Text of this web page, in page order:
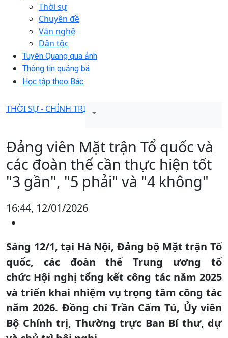
Thời sự
Chuyên đề
Văn nghệ
Dân tộc
Tuyên Quang qua ảnh
Thông tin quảng bá
Học tập theo Bác
THỜI SỰ - CHÍNH TRỊ
Đảng viên Mặt trận Tổ quốc và
các đoàn thể cần thực hiện tốt
"3 gần", "5 phải" và "4 không"
16:44, 12/01/2026
Sáng 12/1, tại Hà Nội, Đảng bộ Mặt trận Tổ
quốc, các đoàn thể Trung ương tổ
chức Hội nghị tổng kết công tác năm 2025
và triển khai nhiệm vụ trọng tâm công tác
năm 2026. Đồng chí Trần Cẩm Tú, Ủy viên
Bộ Chính trị, Thường trực Ban Bí thư, dự